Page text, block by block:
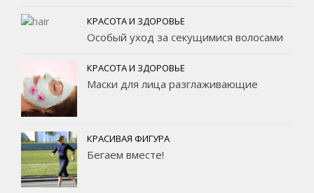
КРАСОТА И ЗДОРОВЬЕ
Особый уход за секущимися волосами
КРАСОТА И ЗДОРОВЬЕ
Маски для лица разглаживающие
КРАСИВАЯ ФИГУРА
Бегаем вместе!